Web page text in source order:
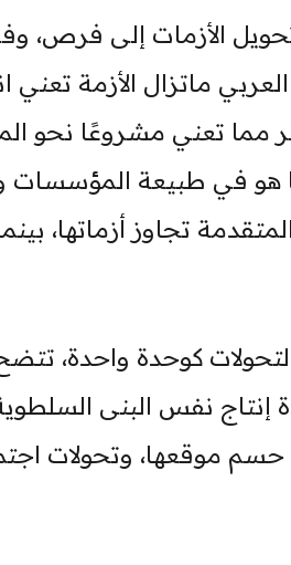
الأزمات إلى فرص، وفي
ماتزال الأزمة تعني
مما تعني مشروعًا نحو
في طبيعة المؤسسات
تجاوز أزماتها،
كوحدة واحدة،
إنتاج نفس البنى
حسم موقعها، وتحولات